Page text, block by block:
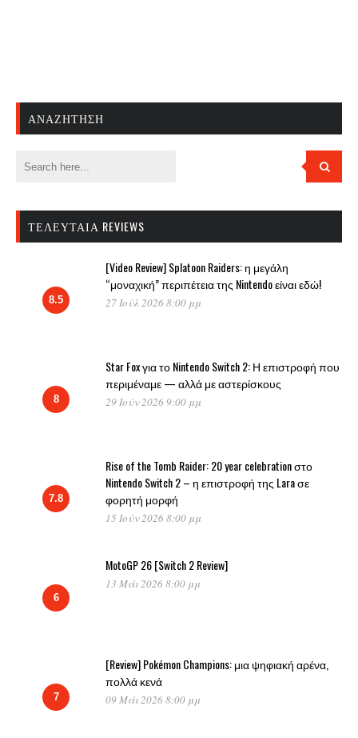
ΑΝΑΖΉΤΗΣΗ
ΤΕΛΕΥΤΑΊΑ REVIEWS
8.5
[Video Review] Splatoon Raiders: η μεγάλη
“μοναχική” περιπέτεια της Nintendo είναι εδώ!
27 Ιούλ 2026 8:00 μμ
8
Star Fox για το Nintendo Switch 2: Η επιστροφή που
περιμέναμε — αλλά με αστερίσκους
29 Ιούν 2026 9:00 μμ
7.8
Rise of the Tomb Raider: 20 year celebration στο
Nintendo Switch 2 – η επιστροφή της Lara σε
φορητή μορφή
15 Ιούν 2026 8:00 μμ
6
MotoGP 26 [Switch 2 Review]
13 Μάι 2026 8:00 μμ
7
[Review] Pokémon Champions: μια ψηφιακή αρένα,
πολλά κενά
09 Μάι 2026 8:00 μμ